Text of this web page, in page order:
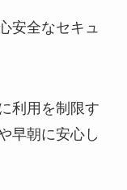
安全なセキュ
利用を制限す
早朝に安心し